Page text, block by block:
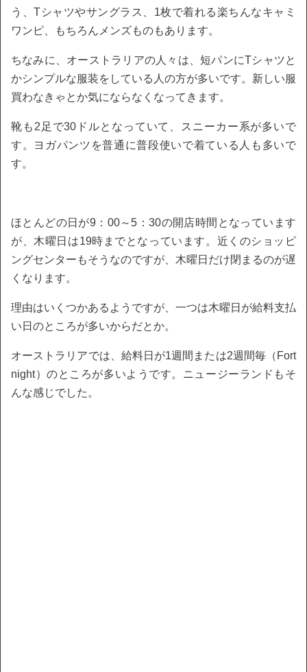
う、Tシャツやサングラス、1枚で着れる楽ちんなキャミ
ワンピ、もちろんメンズものもあります。
ちなみに、オーストラリアの人々は、短パンにTシャツと
かシンプルな服装をしている人の方が多いです。新しい服
買わなきゃとか気にならなくなってきます。
靴も2足で30ドルとなっていて、スニーカー系が多いで
す。ヨガパンツを普通に普段使いで着ている人も多いで
す。
ほとんどの日が9：00～5：30の開店時間となっています
が、木曜日は19時までとなっています。近くのショッピ
ングセンターもそうなのですが、木曜日だけ閉まるのが遅
くなります。
理由はいくつかあるようですが、一つは木曜日が給料支払
い日のところが多いからだとか。
オーストラリアでは、給料日が1週間または2週間毎（Fort
night）のところが多いようです。ニュージーランドもそ
んな感じでした。